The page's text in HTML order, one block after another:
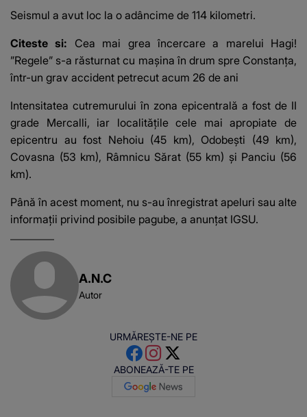
suspecți
Seismul a avut loc la o adâncime de 114 kilometri.
Citeste si: Cea mai grea încercare a marelui Hagi!
”Regele” s-a răsturnat cu mașina în drum spre Constanța,
într-un grav accident petrecut acum 26 de ani
Intensitatea cutremurului în zona epicentrală a fost de II
grade Mercalli, iar localităţile cele mai apropiate de
epicentru au fost Nehoiu (45 km), Odobeşti (49 km),
Covasna (53 km), Râmnicu Sărat (55 km) şi Panciu (56
km).
Până în acest moment, nu s-au înregistrat apeluri sau alte
informaţii privind posibile pagube, a anunţat IGSU.
A.N.C
Autor
URMĂREȘTE-NE PE
ABONEAZĂ-TE PE